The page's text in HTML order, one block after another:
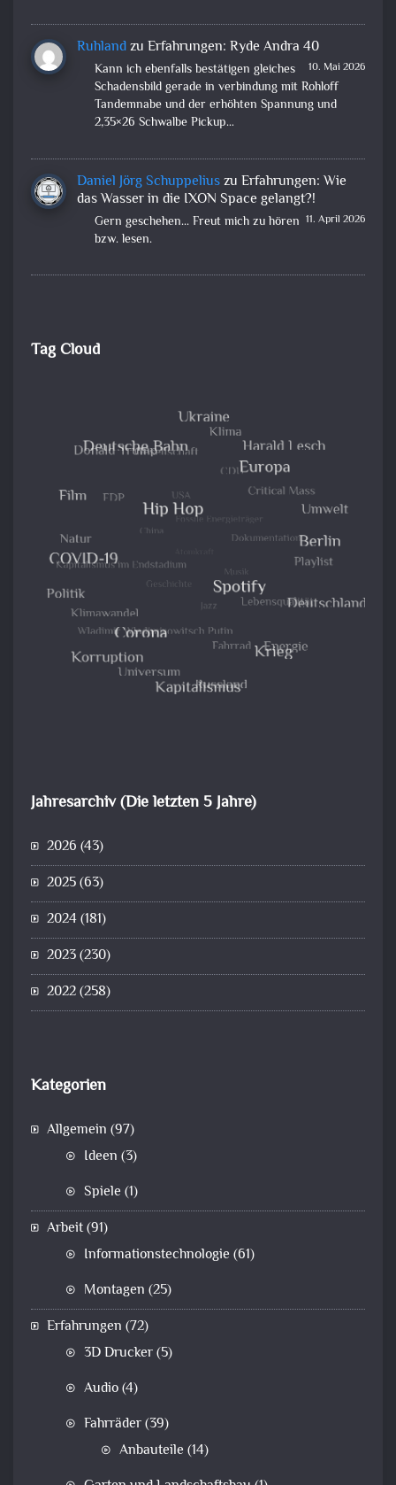
Ruhlandzu Erfahrungen: Ryde Andra 40
10. Mai 2026
Kann ich ebenfalls bestätigen gleiches
Schadensbild gerade in verbindung mit Rohloff
Tandemnabe und der erhöhten Spannung und
2,35×26 Schwalbe Pickup…
Daniel Jörg Schuppeliuszu Erfahrungen: Wie
das Wasser in die IXON Space gelangt?!
11. April 2026
Gern geschehen... Freut mich zu hören
bzw. lesen.
Tag Cloud
Jahresarchiv (Die letzten 5 Jahre)
2026 (43)
2025(63)
2024(181)
2023(230)
2022(258)
Kategorien
Allgemein (97)
Ideen (3)
Spiele (1)
Arbeit(91)
Informationstechnologie (61)
Montagen (25)
Erfahrungen (72)
3D Drucker(5)
Audio(4)
Fahrräder(39)
Anbauteile (14)